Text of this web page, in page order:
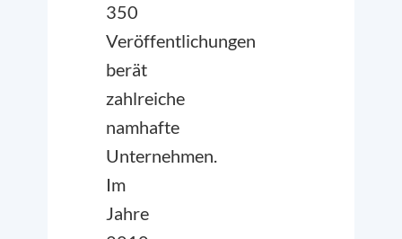
350
Veröffentlichungen
berät
zahlreiche
namhafte
Unternehmen.
Im
Jahre